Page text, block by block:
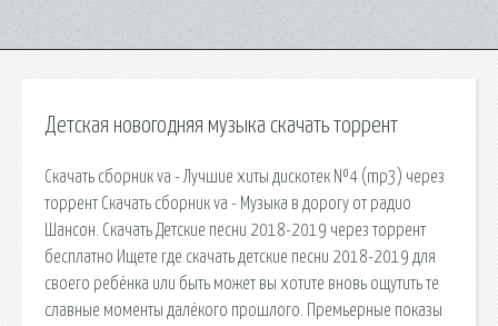
Детская новогодняя музыка скачать торрент
Скачать сборник va - Лучшие хиты дискотек №4 (mp3) через
торрент Скачать сборник va - Музыка в дорогу от радио
Шансон. Скачать Детские песни 2018-2019 через торрент
бесплатно Ищете где скачать детские песни 2018-2019 для
своего ребёнка или быть может вы хотите вновь ощутить те
славные моменты далёкого прошлого. Премьерные показы